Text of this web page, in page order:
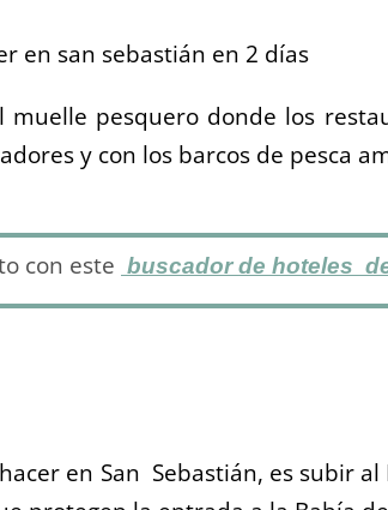
pesquero donde los
y con los barcos de pesca
con este buscador de hoteles
en San Sebastián, es subir